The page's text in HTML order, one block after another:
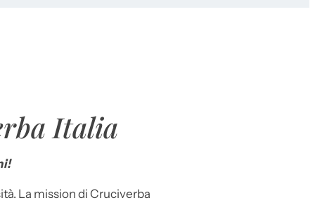
Italia
La mission di Cruciverba